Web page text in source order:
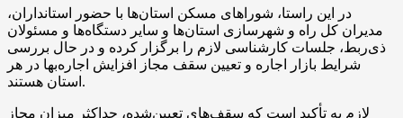
در این راستا، شوراهای مسکن استان‌ها با حضور استانداران،
مدیران کل راه و شهرسازی استان‌ها و سایر دستگاه‌ها و مسئولان
ذی‌ربط، جلسات کارشناسی لازم را برگزار کرده و در حال بررسی
شرایط بازار اجاره و تعیین سقف مجاز افزایش اجاره‌بها در هر
استان هستند.
لازم به تأکید است که سقف‌های تعیین‌شده، حداکثر میزان مجاز